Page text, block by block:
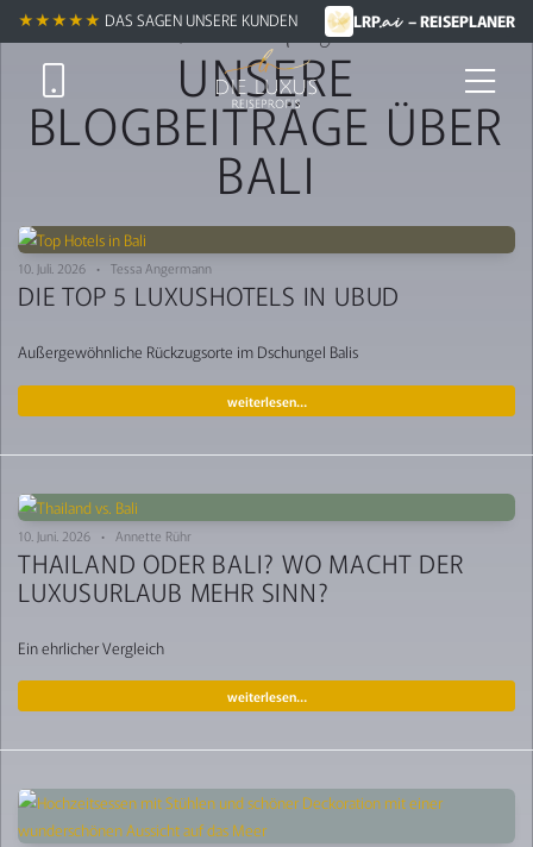
★★★★★ DAS SAGEN UNSERE KUNDEN LRP.ai – REISEPLANER
Trends & Insights
UNSERE
BLOGBEITRÄGE ÜBER
BALI
10. Juli. 2026 • Tessa Angermann
DIE TOP 5 LUXUSHOTELS IN UBUD
Außergewöhnliche Rückzugsorte im Dschungel Balis
weiterlesen…
10. Juni. 2026 • Annette Rühr
THAILAND ODER BALI? WO MACHT DER
LUXUSURLAUB MEHR SINN?
Ein ehrlicher Vergleich
weiterlesen…